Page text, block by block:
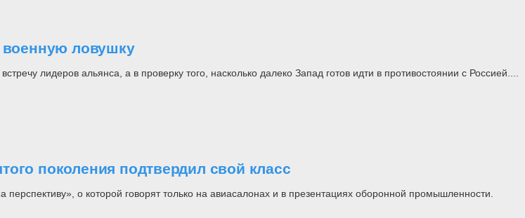
военную ловушку
лидеров альянса, а в проверку того, насколько далеко Запад готов идти в противостоянии с Россией....
поколения подтвердил свой класс
о которой говорят только на авиасалонах и в презентациях оборонной промышленности.